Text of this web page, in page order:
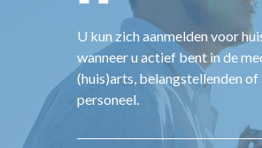
U kun zich aanmelden voor
wanneer u actief bent in de
(huis)arts, belangstellenden
personeel.